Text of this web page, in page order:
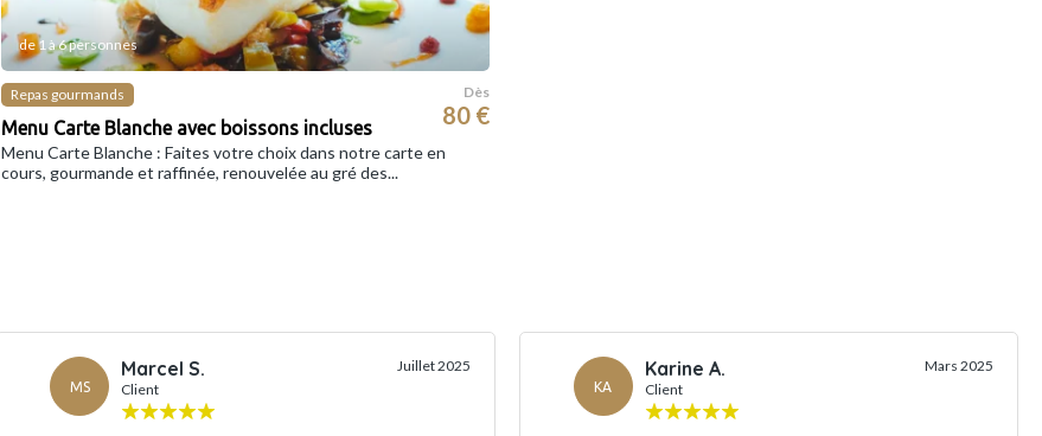
de 1 à 6 personnes
Repas gourmands
Menu Carte Blanche avec boissons incluses
Dès
80 €
Menu Carte Blanche : Faites votre choix dans notre carte en
cours, gourmande et raffinée, renouvelée au gré des...
MS
Marcel S.
Client
Juillet 2025
KA
Karine A.
Client
Mars 2025